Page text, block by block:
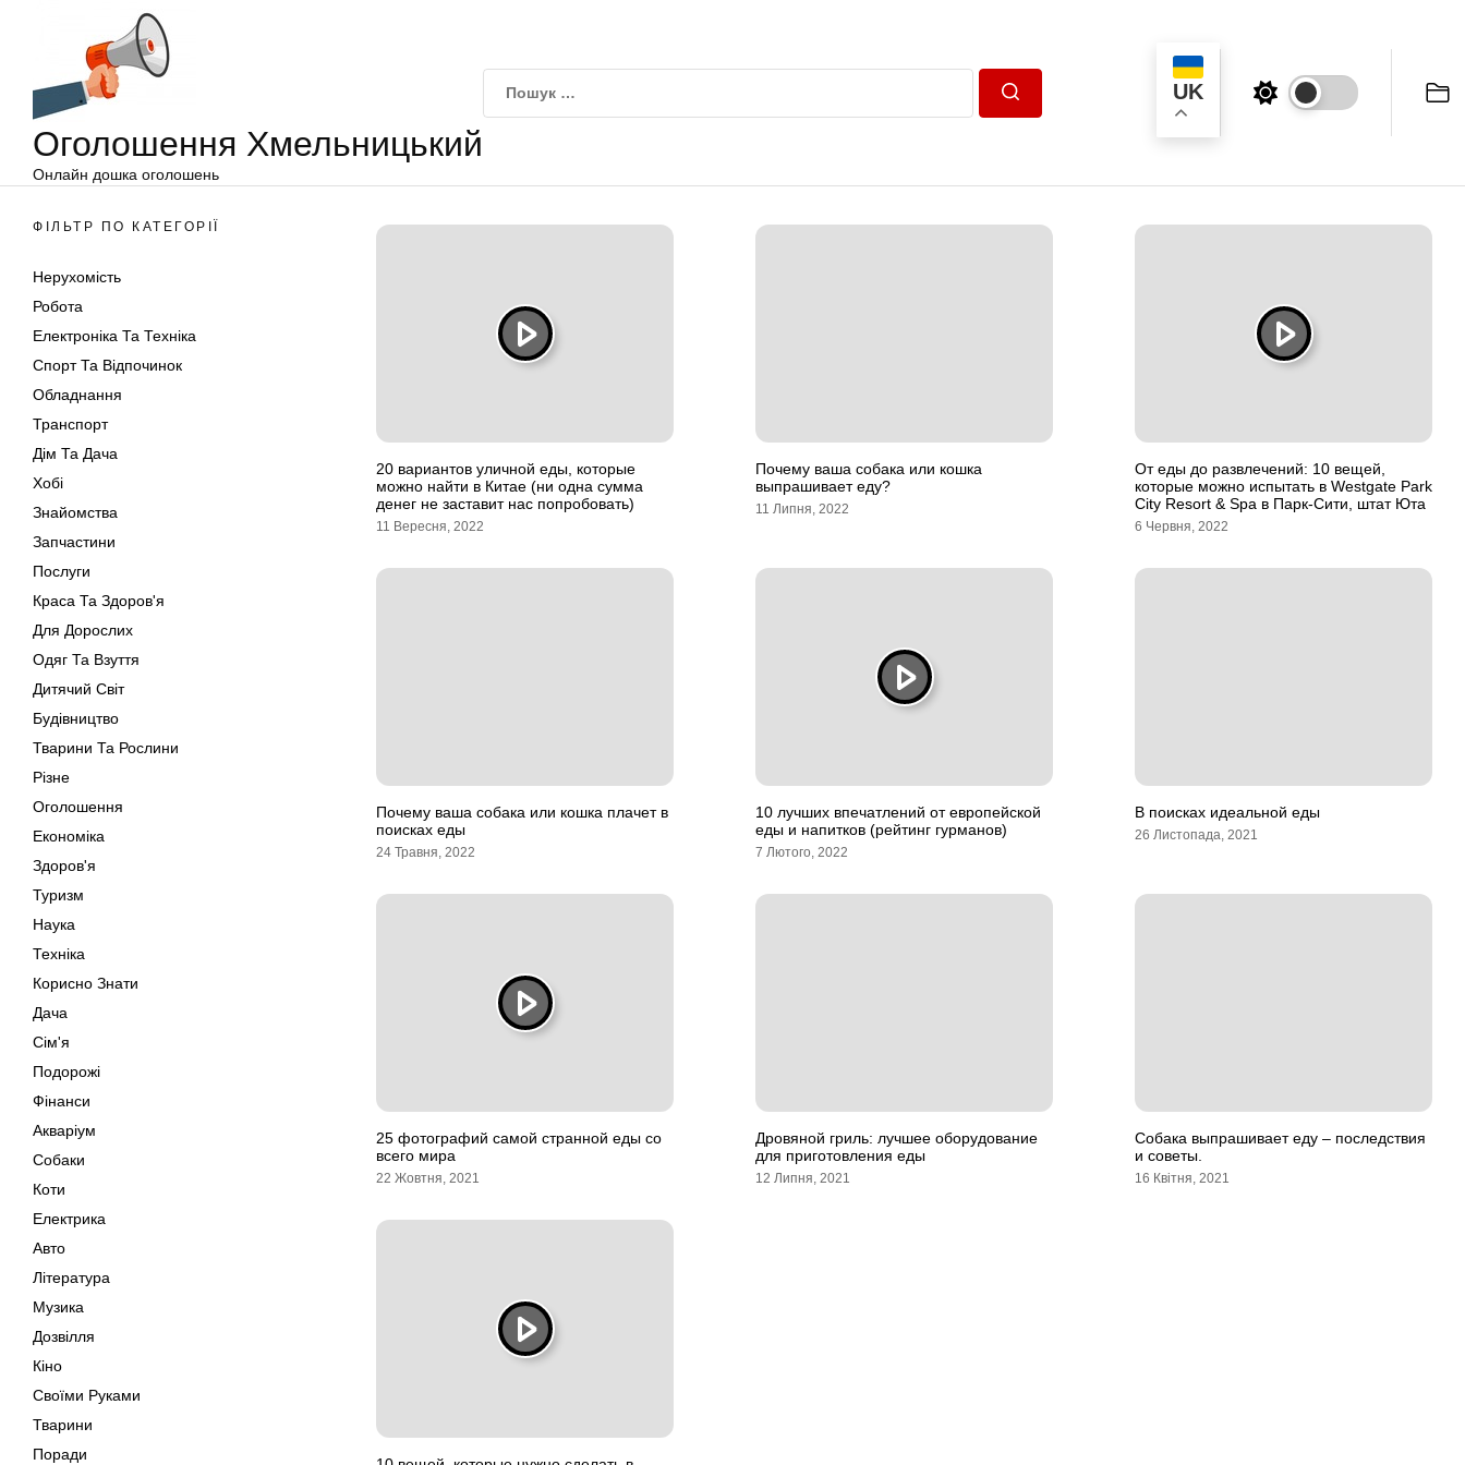
Оголошення Хмельницький
Онлайн дошка оголошень
UK
ФІЛЬТР ПО КАТЕГОРІЇ
Нерухомість
Робота
Електроніка Та Техніка
Спорт Та Відпочинок
Обладнання
Транспорт
Дім Та Дача
Хобі
Знайомства
Запчастини
Послуги
Краса Та Здоров'я
Для Дорослих
Одяг Та Взуття
Дитячий Світ
Будівництво
Тварини Та Рослини
Різне
Оголошення
Економіка
Здоров'я
Туризм
Наука
Техніка
Корисно Знати
Дача
Сім'я
Подорожі
Фінанси
Акваріум
Собаки
Коти
Електрика
Авто
Література
Музика
Дозвілля
Кіно
Своїми Руками
Тварини
Поради
20 вариантов уличной еды, которые
можно найти в Китае (ни одна сумма
денег не заставит нас попробовать)
11 Вересня, 2022
Почему ваша собака или кошка
выпрашивает еду?
11 Липня, 2022
От еды до развлечений: 10 вещей,
которые можно испытать в Westgate Park
City Resort & Spa в Парк-Сити, штат Юта
6 Червня, 2022
Почему ваша собака или кошка плачет в
поисках еды
24 Травня, 2022
10 лучших впечатлений от европейской
еды и напитков (рейтинг гурманов)
7 Лютого, 2022
В поисках идеальной еды
26 Листопада, 2021
25 фотографий самой странной еды со
всего мира
22 Жовтня, 2021
Дровяной гриль: лучшее оборудование
для приготовления еды
12 Липня, 2021
Собака выпрашивает еду – последствия
и советы.
16 Квітня, 2021